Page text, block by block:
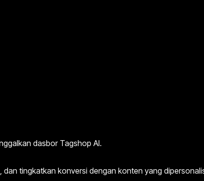
dasbor Tagshop AI.
tingkatkan konversi dengan konten yang